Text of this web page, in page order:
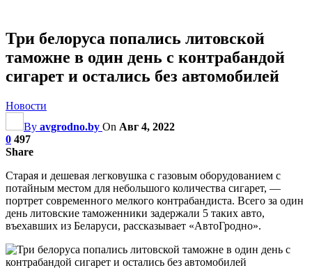
Три белоруса попались литовской
таможне в один день с контрабандой
сигарет и остались без автомобилей
Новости
By avgrodno.by On Авг 4, 2022
0 497
Share
Старая и дешевая легковушка с газовым оборудованием с
потайным местом для небольшого количества сигарет, —
портрет современного мелкого контрабандиста. Всего за один
день литовские таможенники задержали 5 таких авто,
въехавших из Беларуси, рассказывает «АвтоГродно».